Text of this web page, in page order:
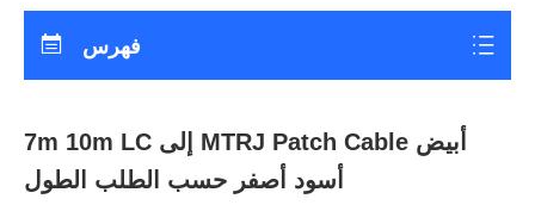
فهرس
7m 10m LC إلى MTRJ Patch Cable أبيض
أسود أصفر حسب الطلب الطول